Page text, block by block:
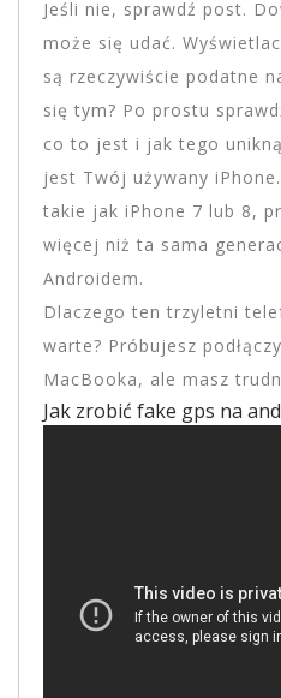
Jeśli nie, sprawdź post.
może się udać.
są rzeczywiście podatne
się tym? Po prostu
co to jest i jak tego
jest Twój używany
takie jak iPhone 7 lub 8,
więcej niż ta sama
Androidem.
Dlaczego ten trzyletni
warte? Próbujesz
MacBooka, ale masz
Jak zrobić fake gps na